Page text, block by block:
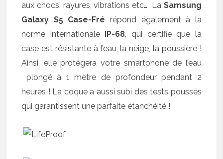
aux chocs, rayures, vibrations etc… La Samsung
Galaxy S5 Case-Fré répond également à la
norme internationale IP-68, qui certifie que la
case est résistante à l’eau, la neige, la poussière !
Ainsi, elle protégera votre smartphone de l’eau
plongé à 1 mètre de profondeur pendant 2
heures ! La coque a aussi subi des tests poussés
qui garantissent une parfaite étanchéité !